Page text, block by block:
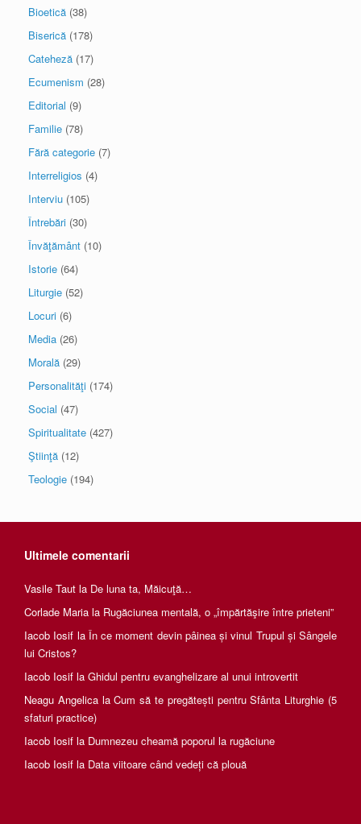
Bioetică (38)
Biserică (178)
Cateheză (17)
Ecumenism (28)
Editorial (9)
Familie (78)
Fără categorie (7)
Interreligios (4)
Interviu (105)
Întrebări (30)
Învăţământ (10)
Istorie (64)
Liturgie (52)
Locuri (6)
Media (26)
Morală (29)
Personalităţi (174)
Social (47)
Spiritualitate (427)
Ştiinţă (12)
Teologie (194)
Ultimele comentarii
Vasile Taut la De luna ta, Măicuţă…
Corlade Maria la Rugăciunea mentală, o „împărtăşire între prieteni”
Iacob Iosif la În ce moment devin pâinea și vinul Trupul și Sângele
lui Cristos?
Iacob Iosif la Ghidul pentru evanghelizare al unui introvertit
Neagu AngelicalaCum să te pregătești pentru Sfânta Liturghie (5
sfaturi practice)
Iacob Iosif la Dumnezeu cheamă poporul la rugăciune
Iacob Iosif la Data viitoare când vedeți că plouă